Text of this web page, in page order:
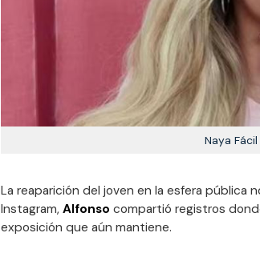
Naya
La reaparición del joven en la esfera pública
Instagram, Alfonso compartió registros
exposición que aún mantiene.